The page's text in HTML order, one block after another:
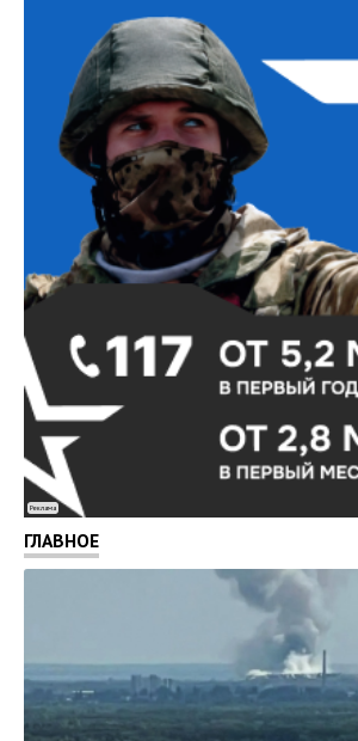
Реклама
ГЛАВНОЕ